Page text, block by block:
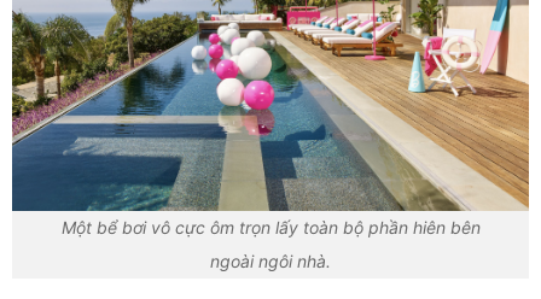
Một bể bơi vô cực ôm trọn lấy toàn bộ phần hiên bên
ngoài ngôi nhà.